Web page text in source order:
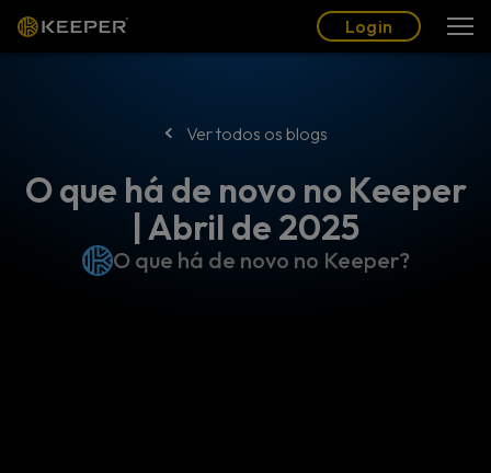
Login
Ver todos os blogs
O que há de novo no Keeper
| Abril de 2025
O que há de novo no Keeper?